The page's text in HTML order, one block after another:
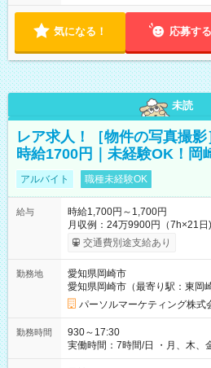
気になる！ 応募する
未読
レア求人！［物件の写真撮
時給1700円｜未経験OK！岡
アルバイト 職種未経験OK
給与
時給1,700円～1,700円
月収例：24万9900円（7h×21日) 日払い、週払いOK（規定有
り） 【試用期間】試用期間なし
交通費別途支給あり
勤務地
愛知県岡崎市
愛知県岡崎市（最寄り駅：東岡崎
パーソルマーケティング株式
勤務時間
930～17:30
実働時間：7時間/日 ・月、木、
は固定休です／夏季、年末年始